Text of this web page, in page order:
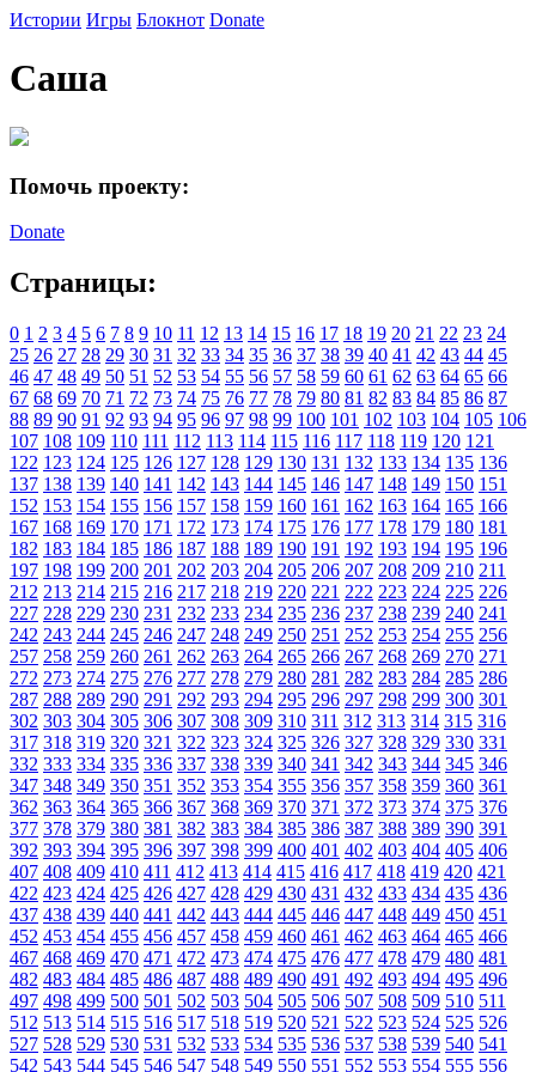
Истории Игры Блокнот Donate
Саша
Помочь проекту:
Donate
Страницы:
0 1 2 3 4 5 6 7 8 9 10 11 12 13 14 15 16 17 18 19 20 21 22 23 24
25 26 27 28 29 30 31 32 33 34 35 36 37 38 39 40 41 42 43 44 45
46 47 48 49 50 51 52 53 54 55 56 57 58 59 60 61 62 63 64 65 66
67 68 69 70 71 72 73 74 75 76 77 78 79 80 81 82 83 84 85 86 87
88 89 90 91 92 93 94 95 96 97 98 99 100 101 102 103 104 105 106
107 108 109 110 111 112 113 114 115 116 117 118 119 120 121
122 123 124 125 126 127 128 129 130 131 132 133 134 135 136
137 138 139 140 141 142 143 144 145 146 147 148 149 150 151
152 153 154 155 156 157 158 159 160 161 162 163 164 165 166
167 168 169 170 171 172 173 174 175 176 177 178 179 180 181
182 183 184 185 186 187 188 189 190 191 192 193 194 195 196
197 198 199 200 201 202 203 204 205 206 207 208 209 210 211
212 213 214 215 216 217 218 219 220 221 222 223 224 225 226
227 228 229 230 231 232 233 234 235 236 237 238 239 240 241
242 243 244 245 246 247 248 249 250 251 252 253 254 255 256
257 258 259 260 261 262 263 264 265 266 267 268 269 270 271
272 273 274 275 276 277 278 279 280 281 282 283 284 285 286
287 288 289 290 291 292 293 294 295 296 297 298 299 300 301
302 303 304 305 306 307 308 309 310 311 312 313 314 315 316
317 318 319 320 321 322 323 324 325 326 327 328 329 330 331
332 333 334 335 336 337 338 339 340 341 342 343 344 345 346
347 348 349 350 351 352 353 354 355 356 357 358 359 360 361
362 363 364 365 366 367 368 369 370 371 372 373 374 375 376
377 378 379 380 381 382 383 384 385 386 387 388 389 390 391
392 393 394 395 396 397 398 399 400 401 402 403 404 405 406
407 408 409 410 411 412 413 414 415 416 417 418 419 420 421
422 423 424 425 426 427 428 429 430 431 432 433 434 435 436
437 438 439 440 441 442 443 444 445 446 447 448 449 450 451
452 453 454 455 456 457 458 459 460 461 462 463 464 465 466
467 468 469 470 471 472 473 474 475 476 477 478 479 480 481
482 483 484 485 486 487 488 489 490 491 492 493 494 495 496
497 498 499 500 501 502 503 504 505 506 507 508 509 510 511
512 513 514 515 516 517 518 519 520 521 522 523 524 525 526
527 528 529 530 531 532 533 534 535 536 537 538 539 540 541
542 543 544 545 546 547 548 549 550 551 552 553 554 555 556